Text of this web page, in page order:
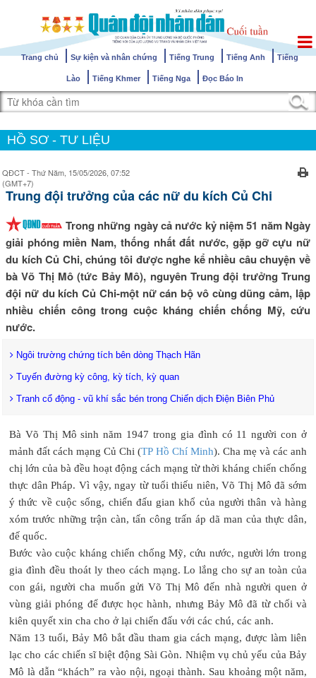
Trang chủ Sự kiện và nhân chứng Tiếng Trung Tiếng Anh Tiếng
Lào Tiếng Khmer Tiếng Nga Đọc Báo In
HỒ SƠ - TƯ LIỆU
QĐCT - Thứ Năm, 15/05/2026, 07:52
(GMT+7)
Trung đội trưởng của các nữ du kích Củ Chi
Trong những ngày cả nước kỷ niệm 51 năm Ngày
giải phóng miền Nam, thống nhất đất nước, gặp gỡ cựu nữ
du kích Củ Chi, chúng tôi được nghe kể nhiều câu chuyện về
bà Võ Thị Mô (tức Bảy Mô), nguyên Trung đội trưởng Trung
đội nữ du kích Củ Chi-một nữ cán bộ vô cùng dũng cảm, lập
nhiều chiến công trong cuộc kháng chiến chống Mỹ, cứu
nước.
Ngôi trường chứng tích bên dòng Thạch Hãn
Tuyến đường kỳ công, kỳ tích, kỳ quan
Tranh cổ động - vũ khí sắc bén trong Chiến dịch Điện Biên Phủ
Bà Võ Thị Mô sinh năm 1947 trong gia đình có 11 người con ở
mảnh đất cách mạng Củ Chi (TP Hồ Chí Minh). Cha mẹ và các anh
chị lớn của bà đều hoạt động cách mạng từ thời kháng chiến chống
thực dân Pháp. Vì vậy, ngay từ tuổi thiếu niên, Võ Thị Mô đã sớm
ý thức về cuộc sống, chiến đấu gian khổ của người thân và hàng
xóm trước những trận càn, tấn công trấn áp dã man của thực dân,
đế quốc.
Bước vào cuộc kháng chiến chống Mỹ, cứu nước, người lớn trong
gia đình đều thoát ly theo cách mạng. Lo lắng cho sự an toàn của
con gái, người cha muốn gửi Võ Thị Mô đến nhà người quen ở
vùng giải phóng để được học hành, nhưng Bảy Mô đã từ chối và
kiên quyết xin cha cho ở lại chiến đấu với các chú, các anh.
Năm 13 tuổi, Bảy Mô bắt đầu tham gia cách mạng, được làm liên
lạc cho các chiến sĩ biệt động Sài Gòn. Nhiệm vụ chủ yếu của Bảy
Mô là dẫn “khách” ra vào nội, ngoại thành. Sau khoảng một năm,